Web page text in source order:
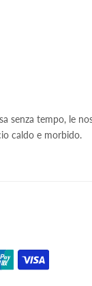
senza tempo, le
caldo e morbido.